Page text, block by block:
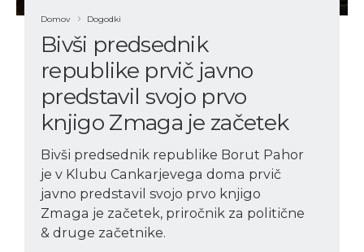
Domov Dogodki
Bivši predsednik
republike prvič javno
predstavil svojo prvo
knjigo Zmaga je začetek
Bivši predsednik republike Borut Pahor
je v Klubu Cankarjevega doma prvič
javno predstavil svojo prvo knjigo
Zmaga je začetek, priročnik za politične
& druge začetnike.